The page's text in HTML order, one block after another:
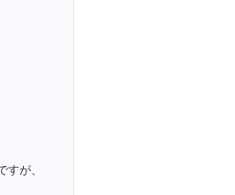
が、